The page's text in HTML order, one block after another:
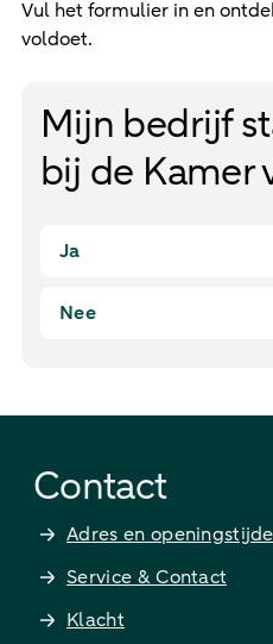
Vul het formulier in en
voldoet.
Mijn bedrijf
bij de Kamer
Ja
Nee
Contact
Adres en
Service & Contact
Klacht